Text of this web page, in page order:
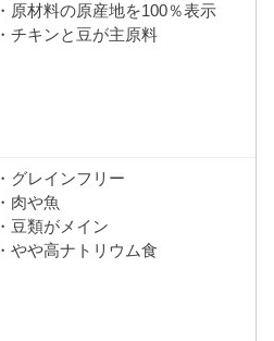
・原材料の原産地を100％表示
・チキンと豆が主原料
・グレインフリー
・肉や魚
・豆類がメイン
・やや高ナトリウム食